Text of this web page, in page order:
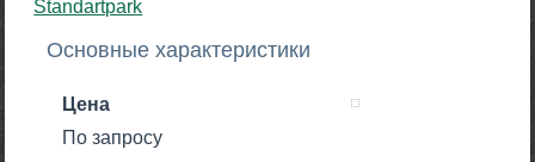
Основные характеристики
Цена
По запросу